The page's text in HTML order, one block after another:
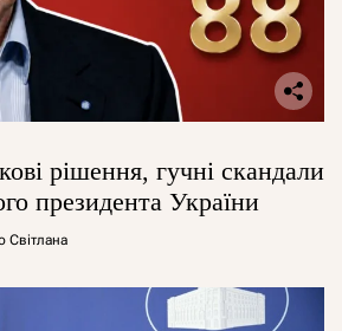
рішення, гучні скандали
президента України
Світлана